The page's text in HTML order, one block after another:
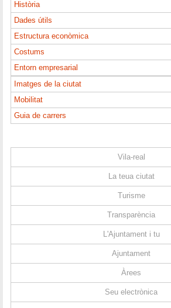
Història
Dades útils
Estructura econòmica
Costums
Entorn empresarial
Imatges de la ciutat
Mobilitat
Guia de carrers
Vila-real
La teua ciutat
Turisme
Transparència
L'Ajuntament i tu
Ajuntament
Àrees
Seu electrònica